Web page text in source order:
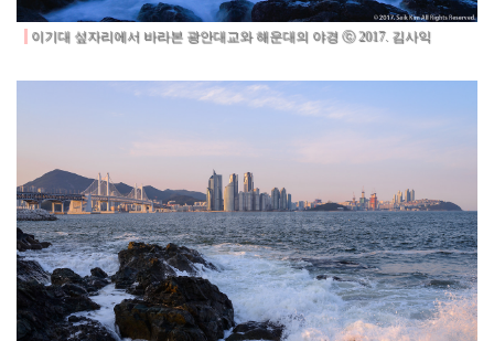
이기대 섶자리에서 바라본 광안대교와 해운대의 야경 ⓒ 2017. 김사익